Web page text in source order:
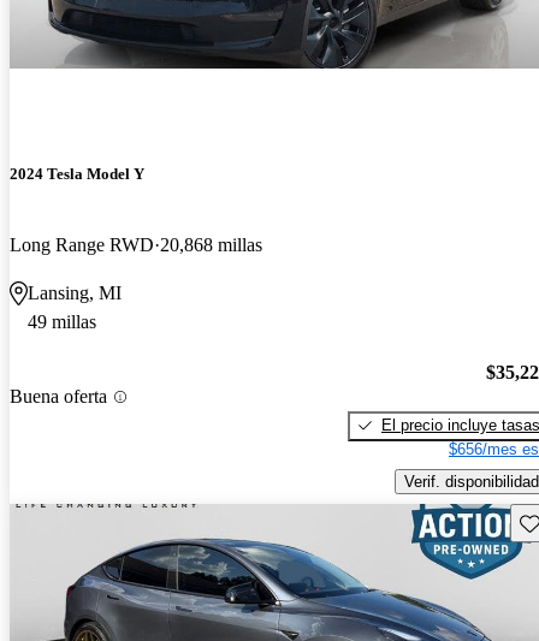
2024 Tesla Model Y
Long Range RWD 20,868 millas
Lansing, MI
49 millas
Buena oferta
El precio incluye tasas
$656/mes
Verif. disponibilidad